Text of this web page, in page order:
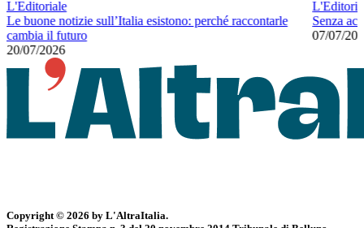
L'Editoriale
Le buone notizie sull’Italia esistono: perché raccontarle
cambia il futuro
20/07/2026
Senza
07/07/
Copyright © 2026 by L'AltraItalia.